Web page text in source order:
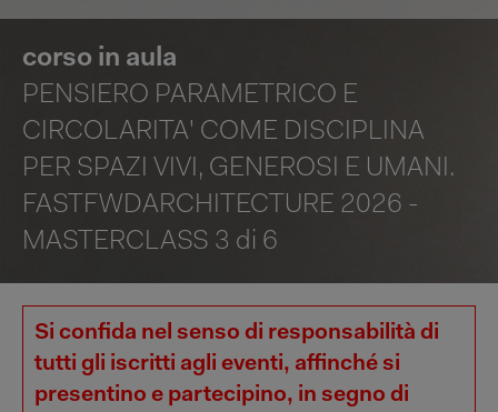
corso in aula
PENSIERO PARAMETRICO E
CIRCOLARITA' COME DISCIPLINA
PER SPAZI VIVI, GENEROSI E UMANI.
FASTFWDARCHITECTURE 2026 -
MASTERCLASS 3 di 6
Si confida nel senso di responsabilità di
tutti gli iscritti agli eventi, affinché si
presentino e partecipino, in segno di